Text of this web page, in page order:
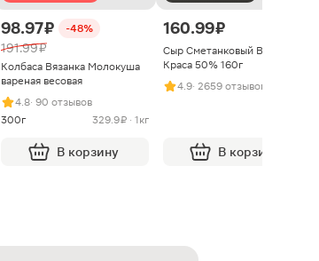
98.97 ₽ -48%
191.99 ₽
Колбаса Вязанка Молокуша
вареная весовая
4.8· 90 отзывов
300г
329.9 ₽ · 1кг
В корзину
160.99 ₽
Сыр Сметанковый Варвара
Краса 50% 160г
4.9· 2659 отзывов
В корзину